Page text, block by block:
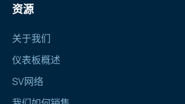
资源
关于我们
仪表板概述
SV网络